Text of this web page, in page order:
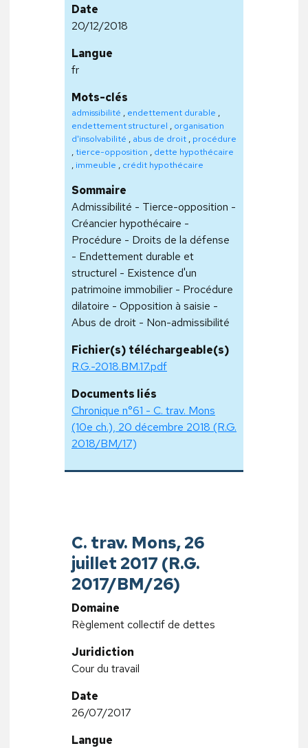
Date
20/12/2018
Langue
fr
Mots-clés
admissibilité , endettement durable ,
endettement structurel , organisation
d'insolvabilité , abus de droit , procédure
,tierce-opposition , dette hypothécaire
, immeuble , crédit hypothécaire
Sommaire
Admissibilité - Tierce-opposition -
Créancier hypothécaire -
Procédure - Droits de la défense
- Endettement durable et
structurel - Existence d'un
patrimoine immobilier - Procédure
dilatoire - Opposition à saisie -
Abus de droit - Non-admissibilité
Fichier(s) téléchargeable(s)
R.G.-2018.BM.17.pdf
Documents liés
Chronique n°61 - C. trav. Mons
(10e ch.), 20 décembre 2018 (R.G.
2018/BM/17)
C. trav. Mons, 26
juillet 2017 (R.G.
2017/BM/26)
Domaine
Règlement collectif de dettes
Juridiction
Cour du travail
Date
26/07/2017
Langue